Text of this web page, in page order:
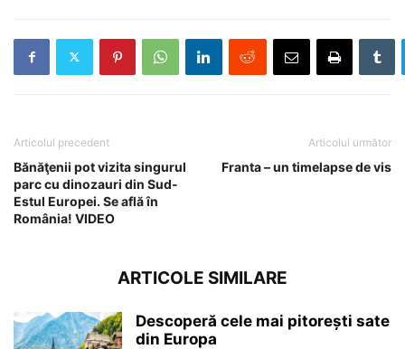
Articolul precedent
Bănăţenii pot vizita singurul
parc cu dinozauri din Sud-
Estul Europei. Se află în
România! VIDEO
Articolul următor
Franta – un timelapse de vis
ARTICOLE SIMILARE
Descoperă cele mai pitorești sate
din Europa